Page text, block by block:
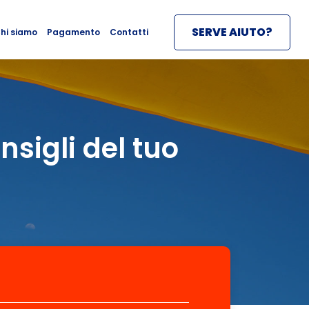
siamo Pagamento Contatti SERVE AIUTO?
del tuo
siamo Pagamento Contatti SERVE AIUTO?